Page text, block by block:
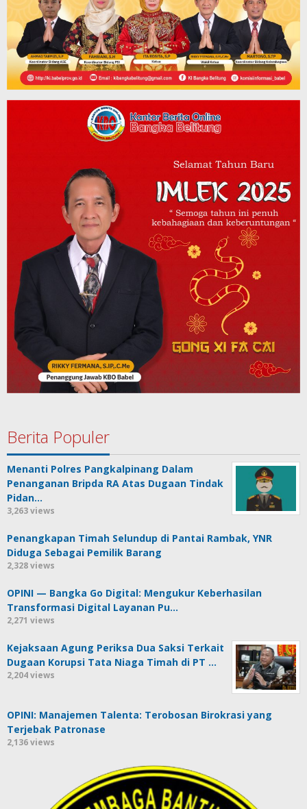
Berita Populer
Menanti Polres Pangkalpinang Dalam
Penanganan Bripda RA Atas Dugaan Tindak
Pidan…
3,263 views
Penangkapan Timah Selundup di Pantai Rambak, YNR
Diduga Sebagai Pemilik Barang
2,328 views
OPINI — Bangka Go Digital: Mengukur Keberhasilan
Transformasi Digital Layanan Pu…
2,271 views
Kejaksaan Agung Periksa Dua Saksi Terkait
Dugaan Korupsi Tata Niaga Timah di PT …
2,204 views
OPINI: Manajemen Talenta: Terobosan Birokrasi yang
Terjebak Patronase
2,136 views